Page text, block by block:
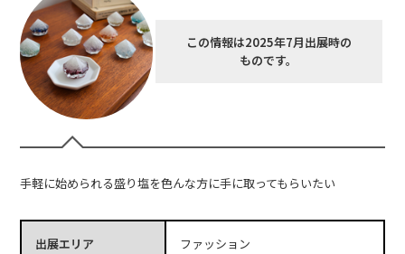
この情報は2025年7月出展時の
ものです。
手軽に始められる盛り塩を色んな方に手に取ってもらいたい
出展エリア ファッション